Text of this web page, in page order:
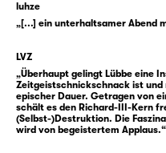
der Aufstieg gelingt,
konfrontiert mit
Frauenfiguren wie
Elisabeth, Königin
Mutter, der Herzogin
Ob Witwe oder
luhze
„[...] ein unterhaltsamer Abend
LVZ
„Überhaupt gelingt Lübbe eine
Zeitgeistschnickschnack ist
epischer Dauer. Getragen von
schält es den Richard-III-Kern
(Selbst-)Destruktion. Die
wird von begeistertem Applaus.“